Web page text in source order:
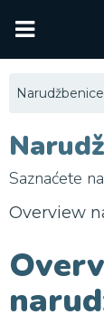
Narudžbenice
Saznaćete
Overview